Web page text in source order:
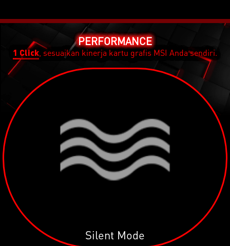
PERFORMANCE
1 Click, sesuaikan kinerja kartu grafis MSI Anda sendiri.
Silent Mode